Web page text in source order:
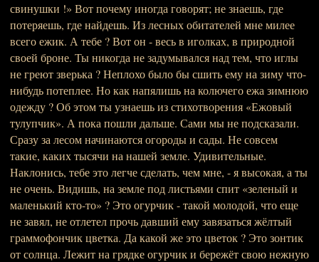
свинушки !» Вот почему иногда говорят; не знаешь, где
потеряешь, где найдешь. Из лесных обитателей мне милее
всего ежик. А тебе ? Вот он - весь в иголках, в природной
своей броне. Ты никогда не задумывался над тем, что иглы
не греют зверька ? Неплохо было бы сшить ему на зиму что-
нибудь потеплее. Но как напялишь на колючего ежа зимнюю
одежду ? Об этом ты узнаешь из стихотворения «Ежовый
тулупчик». А пока пошли дальше. Сами мы не подсказали.
Сразу за лесом начинаются огороды и сады. Не совсем
такие, каких тысячи на нашей земле. Удивительные.
Наклонись, тебе это легче сделать, чем мне, - я высокая, а ты
не очень. Видишь, на земле под листьями спит «зеленый и
маленький кто-то» ? Это огурчик - такой молодой, что еще
не завял, не отлетел прочь давший ему завязаться жёлтый
граммофончик цветка. Да какой же это цветок ? Это зонтик
от солнца. Лежит на грядке огурчик и бережёт свою нежную